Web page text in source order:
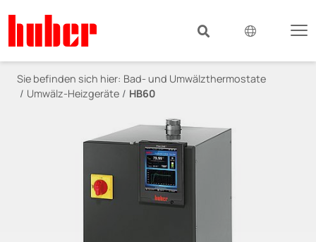
Sie befinden sich hier: Bad- und Umwälzthermostate
Umwälz-Heizgeräte
HB60